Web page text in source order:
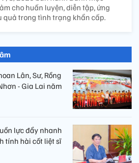
cho huấn luyện, diễn tập, ứng
quả trong tình trạng khẩn cấp.
Lân, Sư, Rồng
- Gia Lai năm
lực đẩy nhanh
tính hài cốt liệt sĩ